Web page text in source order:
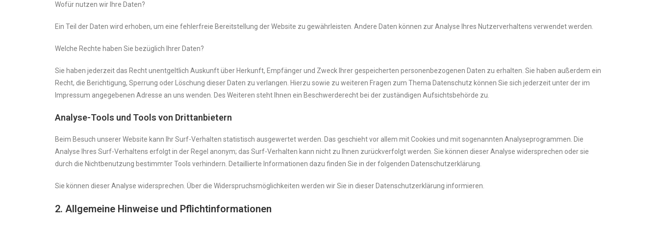
Wofür nutzen wir Ihre Daten?
Ein Teil der Daten wird erhoben, um eine fehlerfreie Bereitstellung der Website zu gewährleisten. Andere Daten können zur Analyse Ihres Nutzerverhaltens verwendet werden.
Welche Rechte haben Sie bezüglich Ihrer Daten?
Sie haben jederzeit das Recht unentgeltlich Auskunft über Herkunft, Empfänger und Zweck Ihrer gespeicherten personenbezogenen Daten zu erhalten. Sie haben außerdem ein
Recht, die Berichtigung, Sperrung oder Löschung dieser Daten zu verlangen. Hierzu sowie zu weiteren Fragen zum Thema Datenschutz können Sie sich jederzeit unter der im
Impressum angegebenen Adresse an uns wenden. Des Weiteren steht Ihnen ein Beschwerderecht bei der zuständigen Aufsichtsbehörde zu.
Analyse-Tools und Tools von Drittanbietern
Beim Besuch unserer Website kann Ihr Surf-Verhalten statistisch ausgewertet werden. Das geschieht vor allem mit Cookies und mit sogenannten Analyseprogrammen. Die
Analyse Ihres Surf-Verhaltens erfolgt in der Regel anonym; das Surf-Verhalten kann nicht zu Ihnen zurückverfolgt werden. Sie können dieser Analyse widersprechen oder sie
durch die Nichtbenutzung bestimmter Tools verhindern. Detaillierte Informationen dazu finden Sie in der folgenden Datenschutzerklärung.
Sie können dieser Analyse widersprechen. Über die Widerspruchsmöglichkeiten werden wir Sie in dieser Datenschutzerklärung informieren.
2. Allgemeine Hinweise und Pflichtinformationen